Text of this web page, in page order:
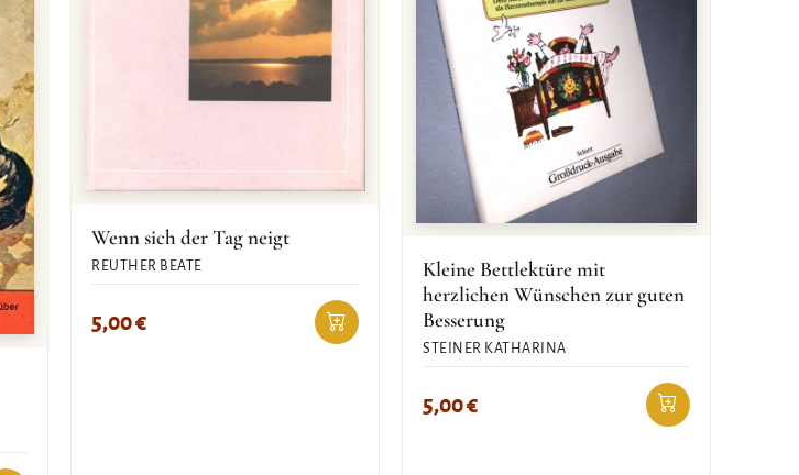
Wenn sich der Tag neigt
REUTHER BEATE
5,00€
Kleine Bettlektüre mit
herzlichen Wünschen zur guten
Besserung
STEINER KATHARINA
5,00€